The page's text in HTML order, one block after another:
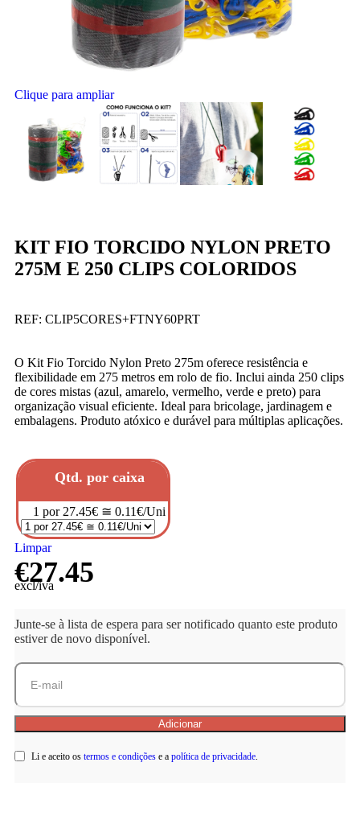
Clique para ampliar
KIT FIO TORCIDO NYLON PRETO
275M E 250 CLIPS COLORIDOS
REF: CLIP5CORES+FTNY60PRT
O Kit Fio Torcido Nylon Preto 275m oferece resistência e
flexibilidade em 275 metros em rolo de fio. Inclui ainda 250 clips
de cores mistas (azul, amarelo, vermelho, verde e preto) para
organização visual eficiente. Ideal para bricolage, jardinagem e
embalagens. Produto atóxico e durável para múltiplas aplicações.
Qtd. por caixa
1 por 27.45€ ≅ 0.11€/Uni
Limpar
€27.45
excl/iva
Junte-se à lista de espera para ser notificado quanto este produto
estiver de novo disponível.
Li e aceito os termos e condições e a política de privacidade.